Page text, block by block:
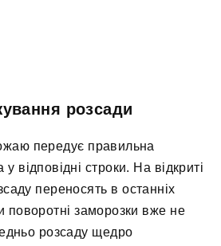
розсади
передує правильна
відповідні строки. На відкриті
переносять в останніх
поворотні заморозки вже не
розсаду щедро